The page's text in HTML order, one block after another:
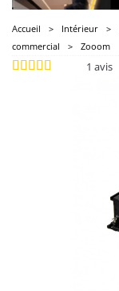
Accueil > Intérieur >
commercial
> Zooom
1 avis